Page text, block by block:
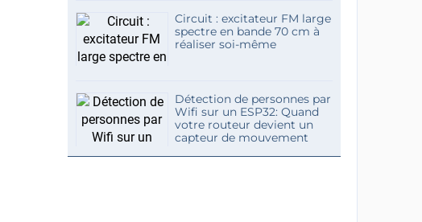
Circuit : excitateur FM large
spectre en bande 70 cm à
réaliser soi-même
Détection de personnes par
Wifi sur un ESP32: Quand
votre routeur devient un
capteur de mouvement